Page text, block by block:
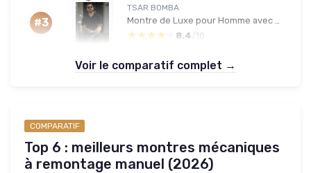
#3
TSAR BOMBA
Montre de Luxe pour Homme avec Mouvement à Quartz Japonais - Étanche jusqu'à 50 m - avec Affichage de la Date 11qii-silverblue
★★★★★
★★★★★ 8.4 /10
Voir le comparatif complet →
COMPARATIF
Top 6 : meilleurs montres mécaniques
à remontage manuel (2026)